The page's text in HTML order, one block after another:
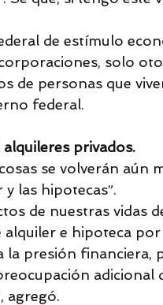
de estímulo
solo
de personas que
federal.
privados.
se volverán aún
las hipotecas”.
de nuestras vidas
alquiler e hipoteca
la presión financiera,
adicional
agregó.